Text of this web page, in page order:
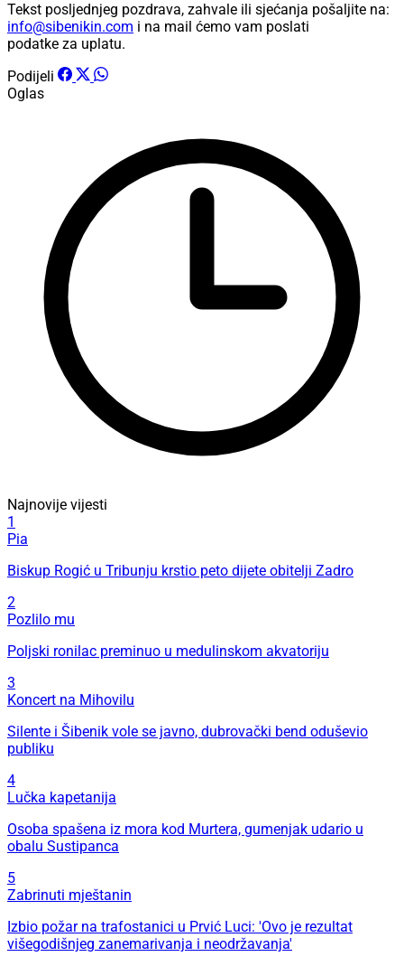
Tekst posljednjeg pozdrava, zahvale ili sjećanja pošaljite na:
info@sibenikin.com i na mail ćemo vam poslati
podatke za uplatu.
Podijeli
Oglas
Najnovije vijesti
1
Pia
Biskup Rogić u Tribunju krstio peto dijete obitelji Zadro
2
Pozlilo mu
Poljski ronilac preminuo u medulinskom akvatoriju
3
Koncert na Mihovilu
Silente i Šibenik vole se javno, dubrovački bend oduševio
publiku
4
Lučka kapetanija
Osoba spašena iz mora kod Murtera, gumenjak udario u
obalu Sustipanca
5
Zabrinuti mještanin
Izbio požar na trafostanici u Prvić Luci: 'Ovo je rezultat
višegodišnjeg zanemarivanja i neodržavanja'